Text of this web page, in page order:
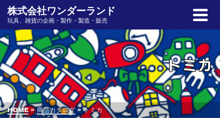
株式会社ワンダーランド
玩具、雑貨の企画・製作・製造・販売
トミカ
HOME » 商品カタログ » トミカ